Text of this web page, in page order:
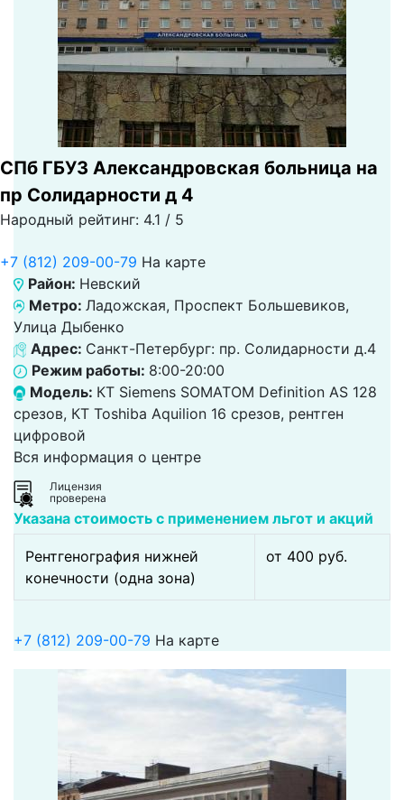
СПб ГБУЗ Александровская больница на
пр Солидарности д 4
Народный рейтинг: 4.1 / 5
+7 (812) 209-00-79 На карте
Район: Невский
Метро: Ладожская, Проспект Большевиков,
Улица Дыбенко
Адрес: Санкт-Петербург: пр. Солидарности д.4
Режим работы: 8:00-20:00
Модель: КТ Siemens SOMATOM Definition AS 128
срезов, КТ Toshiba Aquilion 16 срезов, рентген
цифровой
Вся информация о центре
Лицензия
проверена
Указана стоимость с применением льгот и акций
Рентгенография нижней
конечности (одна зона)
от 400 pуб.
+7 (812) 209-00-79 На карте